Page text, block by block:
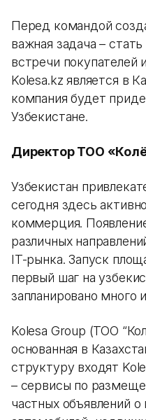
Перед командой
важная задача –
встречи покупателей
Kolesa.kz является в
компания будет
Узбекистане.
Директор ТОО
Узбекистан
сегодня здесь
коммерция.
различных
IT-рынка. Запуск
первый шаг на
запланировано много
Kolesa Group (ТОО
основанная в
структуру входят
– сервисы по
частных объявлений